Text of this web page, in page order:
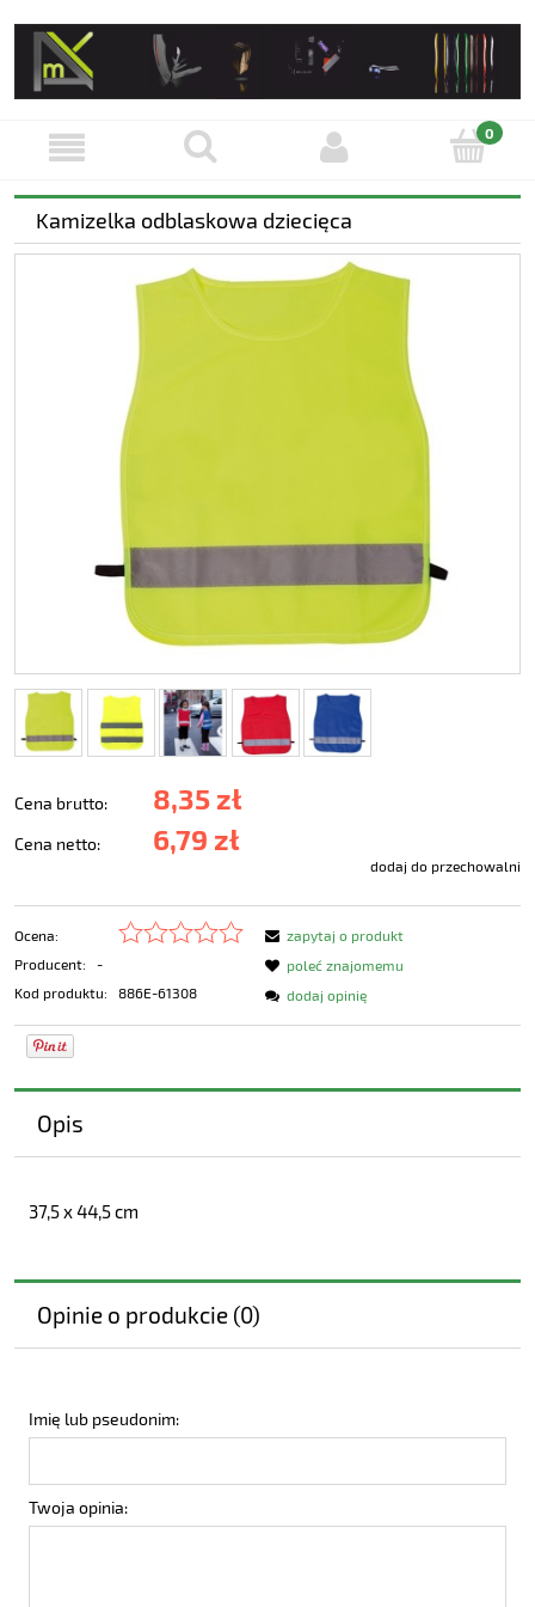
Kamizelka odblaskowa dziecięca
Cena brutto: 8,35 zł
Cena netto: 6,79 zł
dodaj do przechowalni
Ocena:
Producent:
-
Kod produktu:
886E-61308
zapytaj o produkt
poleć znajomemu
dodaj opinię
Opis
37,5 x 44,5 cm
Opinie o produkcie (0)
Imię lub pseudonim:
Twoja opinia: